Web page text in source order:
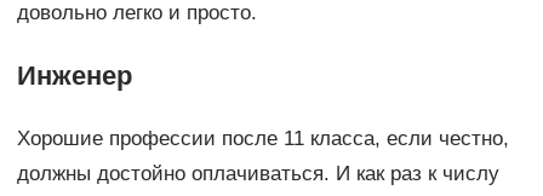
довольно легко и просто.
Инженер
Хорошие профессии после 11 класса, если честно,
должны достойно оплачиваться. И как раз к числу